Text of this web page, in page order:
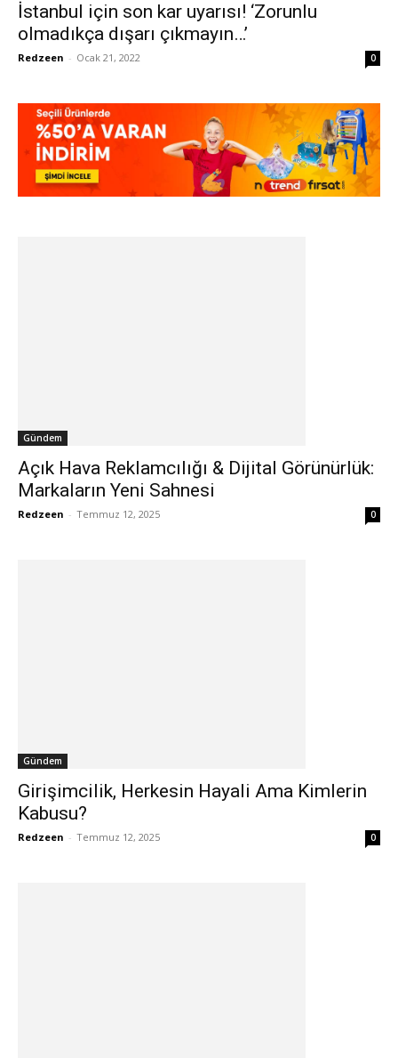
İstanbul için son kar uyarısı! ‘Zorunlu
olmadıkça dışarı çıkmayın…’
Redzeen - Ocak 21, 2022 0
Gündem
Açık Hava Reklamcılığı & Dijital Görünürlük:
Markaların Yeni Sahnesi
Redzeen - Temmuz 12, 2025 0
Gündem
Girişimcilik, Herkesin Hayali Ama Kimlerin
Kabusu?
Redzeen - Temmuz 12, 2025 0